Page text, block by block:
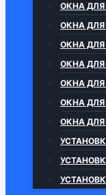
ОКНА
ОКНА ДЛЯ
ОКНА ДЛЯ
ОКНА ДЛЯ
ОКНА ДЛЯ
ОКНА ДЛЯ
ОКНА ДЛЯ